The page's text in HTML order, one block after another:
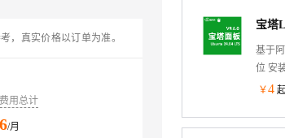
，真实价格以订单为准。
用总计
/月
基于
位 安
版，
￥4